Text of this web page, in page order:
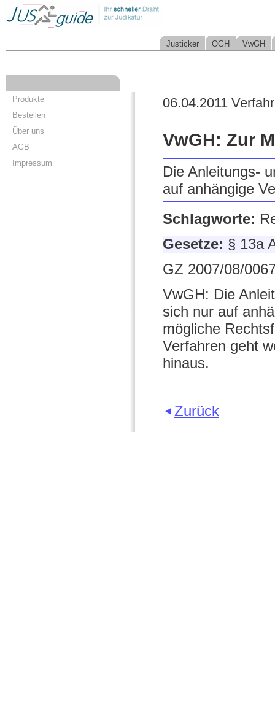
Justicker OGH VwGH
Produkte
Bestellen
Über uns
AGB
Impressum
06.04.2011
VwGH: Zur
Die Anleitungs-
auf anhängige
Schlagworte:
Gesetze: § 13a
GZ 2007/08/
VwGH: Die
sich nur auf
mögliche
Verfahren geht
hinaus.
Zurück